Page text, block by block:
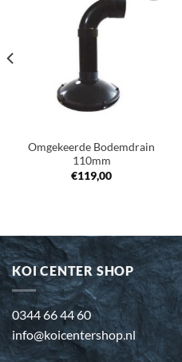
Toevoegen
Omgekeerde Bodemdrain
110mm
€119,00
KOI CENTER SHOP
0344 66 44 60
info@koicentershop.nl